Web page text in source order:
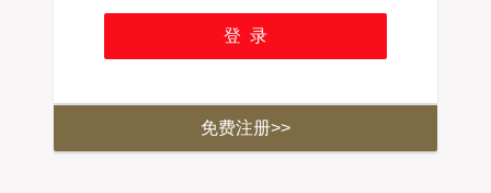
免费注册>>